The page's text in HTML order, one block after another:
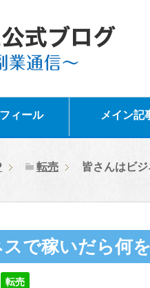
ィール メイン記
転売 皆さんはビ
で稼いだら何
転売